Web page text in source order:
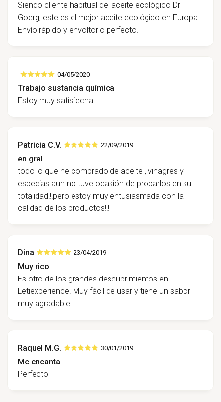
Siendo cliente habitual del aceite ecológico Dr
Goerg, este es el mejor aceite ecológico en Europa.
Envío rápido y envoltorio perfecto.
04/05/2020
Trabajo sustancia química
Estoy muy satisfecha
Patricia C.V. 22/09/2019
en gral
todo lo que he comprado de aceite , vinagres y
especias aun no tuve ocasión de probarlos en su
totalidad!!!pero estoy muy entusiasmada con la
calidad de los productos!!!
Dina 23/04/2019
Muy rico
Es otro de los grandes descubrimientos en
Letiexperience. Muy fácil de usar y tiene un sabor
muy agradable.
Raquel M.G. 30/01/2019
Me encanta
Perfecto